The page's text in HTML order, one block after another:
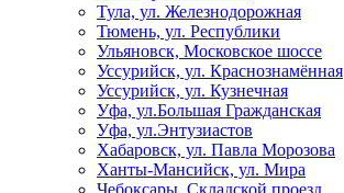
Тула, ул. Железнодорожная
Тюмень, ул. Республики
Ульяновск, Московское шоссе
Уссурийск, ул. Краснознамённая
Уссурийск, ул. Кузнечная
Уфа, ул.Большая Гражданская
Уфа, ул.Энтузиастов
Хабаровск, ул. Павла Морозова
Ханты-Мансийск, ул. Мира
Чебоксары, Складской проезд